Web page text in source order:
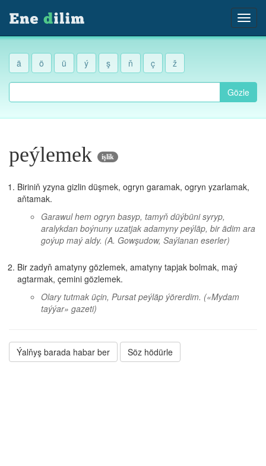
ä ö ü ý ş ň ç ž
Gözle
peýlemek işlik
Biriniň yzyna gizlin düşmek, ogryn garamak, ogryn yzarlamak,
aňtamak.
Garawul hem ogryn basyp, tamyň düýbüni syryp,
aralykdan boýnuny uzatjak adamyny peýläp, bir ädim ara
goýup maý aldy. (A. Gowşudow, Saýlanan eserler)
Bir zadyň amatyny gözlemek, amatyny tapjak bolmak, maý
agtarmak, çemini gözlemek.
Olary tutmak üçin, Pursat peýläp ýörerdim. («Mydam
taýýar» gazeti)
Ýalňyş barada habar ber Söz hödürle